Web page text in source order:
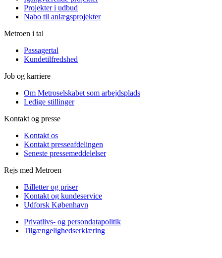
Projekter i udbud
Nabo til anlægsprojekter
Metroen i tal
Passagertal
Kundetilfredshed
Job og karriere
Om Metroselskabet som arbejdsplads
Ledige stillinger
Kontakt og presse
Kontakt os
Kontakt presseafdelingen
Seneste pressemeddelelser
Rejs med Metroen
Billetter og priser
Kontakt og kundeservice
Udforsk København
Privatlivs- og persondatapolitik
Tilgængelighedserklæring